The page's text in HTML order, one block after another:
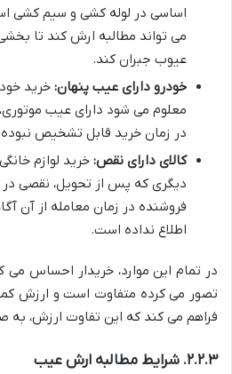
اساسی در لوله کشی و سیم کشی
می تواند مطالبه ارش کند تا
عیوب جبران کند.
خودرو دارای عیب پنهان: خرید
معلوم می شود دارای عیب
در زمان خرید قابل تشخیص
کالای دارای نقص: خرید لوازم
دیگری که پس از تحویل، نقصی
فروشنده در زمان معامله از آن
اطلاع نداده است.
در تمام این موارد، خریدار احساس می
تصور می کرده متفاوت است و ارزش
فراهم می کند که این تفاوت ارزش، به
۲.۲.۳. شرایط مطالبه ارش عیب